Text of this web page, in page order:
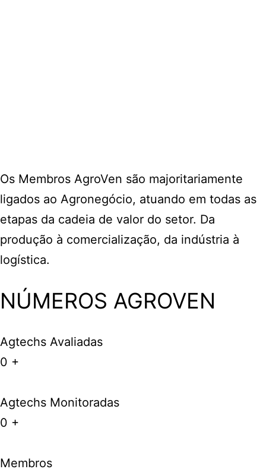
Os Membros AgroVen são majoritariamente
ligados ao Agronegócio, atuando em todas as
etapas da cadeia de valor do setor. Da
produção à comercialização, da indústria à
logística.
NÚMEROS AGROVEN
Agtechs Avaliadas
0 +
Agtechs Monitoradas
0 +
Membros